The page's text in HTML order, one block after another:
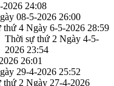
2026 24:08
08-5-2026 26:00
thứ 4 Ngày 6-5-2026 28:59
Thời sự thứ 2 Ngày 4-5-
2026 23:54
26:01
29-4-2026 25:52
thứ 2 Ngày 27-4-2026